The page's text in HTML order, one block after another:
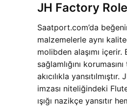
JH Factory
Saatport.com’da
malzemelerle aynı
molibden alaşımı
sağlamlığını
akıcılıkla
imzası niteliğindeki
ışığı nazikçe yansıtır